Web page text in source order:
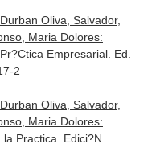
Oliva, Salvador,
Maria Dolores:
Empresarial. Ed.
2
Oliva, Salvador,
Maria Dolores:
Practica. Edici?N